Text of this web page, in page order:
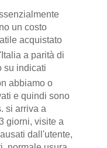
un costo
acquistato
a parità di
su indicati
abbiamo o
e quindi sono
si arriva a
giorni, visite a
dall'utente,